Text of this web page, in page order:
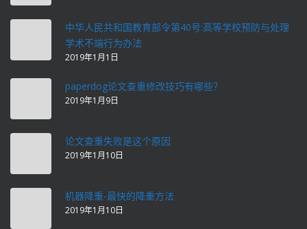
中华人民共和国教育部令第40号:高等学校预防与处理
学术不端行为办法
2019年1月1日
paperdog论文查重修改技巧有哪些？
2019年1月9日
论文查重失败是这个原因
2019年1月10日
机器降重-最快的降重方法
2019年1月10日